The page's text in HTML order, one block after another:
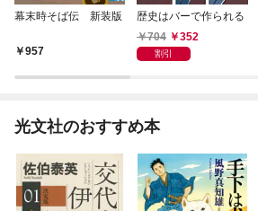
幕末時そば伝 新装版
957
歴史はバーで作られる
704
352
割引
光文社のおすすめ本